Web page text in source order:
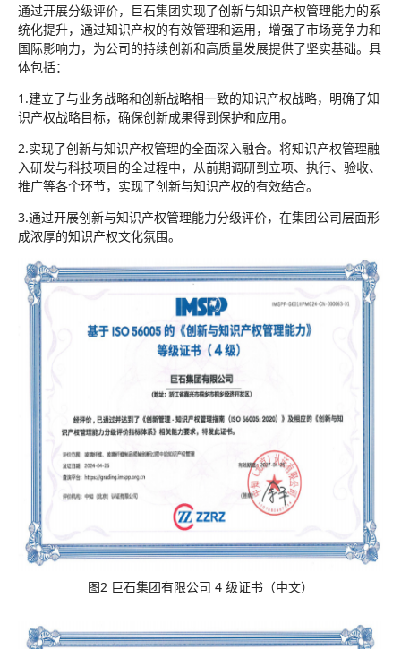
通过开展分级评价，巨石集团实现了创新与知识产权管理能力的系
统化提升，通过知识产权的有效管理和运用，增强了市场竞争力和
国际影响力，为公司的持续创新和高质量发展提供了坚实基础。具
体包括：
1.建立了与业务战略和创新战略相一致的知识产权战略，明确了知
识产权战略目标，确保创新成果得到保护和应用。
2.实现了创新与知识产权管理的全面深入融合。将知识产权管理融
入研发与科技项目的全过程中，从前期调研到立项、执行、验收、
推广等各个环节，实现了创新与知识产权的有效结合。
3.通过开展创新与知识产权管理能力分级评价，在集团公司层面形
成浓厚的知识产权文化氛围。
图2 巨石集团有限公司 4 级证书（中文）